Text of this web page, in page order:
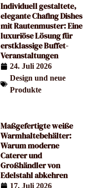
Individuell gestaltete,
elegante Chafing Dishes
mit Rautenmuster: Eine
luxuriöse Lösung für
erstklassige Buffet-
Veranstaltungen
24. Juli 2026
Design und neue
Produkte
Maßgefertigte weiße
Warmhaltebehälter:
Warum moderne
Caterer und
Großhändler von
Edelstahl abkehren
17. Juli 2026